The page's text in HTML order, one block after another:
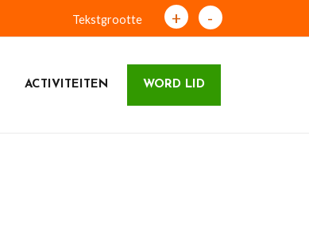
Tekstgrootte + -
ACTIVITEITEN WORD LID